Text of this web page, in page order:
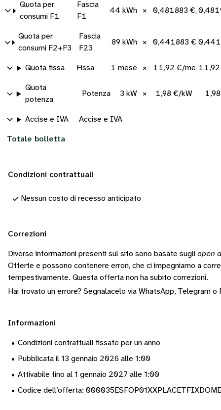
Quota per
consumi F1
Fascia
F1
44 kWh × 0,481883 €/kWh
Quota per
consumi F2+F3
Fascia
F23
89 kWh × 0,441883 €/kWh
Quota fissa Fissa 1 mese × 11,92 €/mese
Quota
potenza
Potenza 3 kW × 1,98 €/kW
Accise e IVA Accise e IVA
Totale bolletta
Condizioni contrattuali
Nessun costo di recesso anticipato
Correzioni
Diverse informazioni presenti sul sito sono basate sugli open
Offerte e possono contenere errori, che ci impegniamo a
tempestivamente. Questa offerta non ha subito correzioni.
Hai trovato un errore? Segnalacelo via WhatsApp, Telegram o
Informazioni
• Condizioni contrattuali fissate per un anno
• Pubblicata il 13 gennaio 2026 alle 1:00
• Attivabile fino al 1 gennaio 2027 alle 1:00
• Codice dell’offerta: